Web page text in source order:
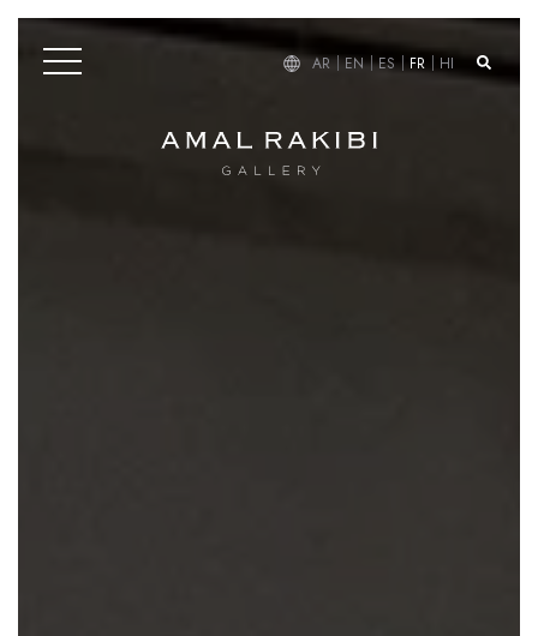
AR EN ES FR HI